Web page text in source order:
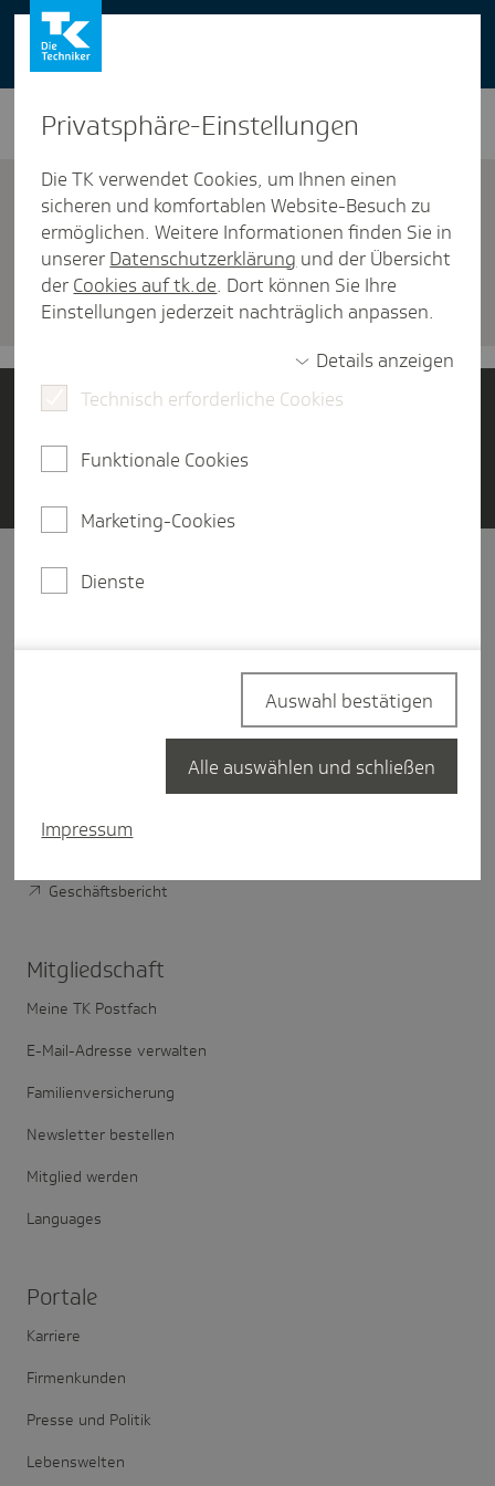
You can also use our website in English -
change to English version
Termin verein­baren
Versicherung
Jetzt Mitglied werden
Unter­nehmen
Geschäftsbericht
Mitglied­schaft
Meine TK Postfach
E-Mail-Adresse verwalten
Familienversicherung
Newsletter bestellen
Mitglied werden
Languages
Portale
Karriere
Firmenkunden
Presse und Politik
Lebenswelten
Privat­sphäre-Einstel­lungen
Die TK verwendet Cookies, um Ihnen einen
sicheren und komfortablen Website-Besuch zu
ermöglichen. Weitere Informationen finden Sie in
unserer Datenschutzerklärung und der Übersicht
der Cookies auf tk.de. Dort können Sie Ihre
Einstellungen jederzeit nachträglich anpassen.
Details anzeigen
Technisch erforderliche Cookies
Funktionale Cookies
Marketing-Cookies
Dienste
Impressum
Auswahl bestätigen
Alle auswählen und schließen